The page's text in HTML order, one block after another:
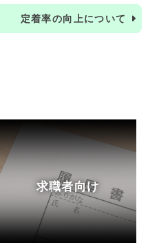
定着率の向上について
求職者向け